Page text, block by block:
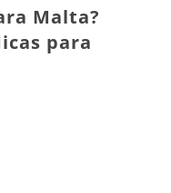
Malta?
para